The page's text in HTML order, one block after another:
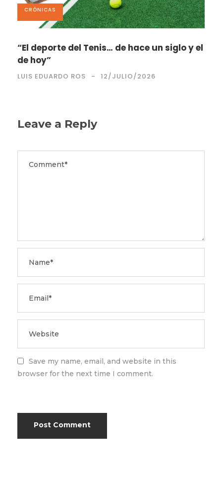
CRÓNICAS
“El deporte del Tenis… de hace un siglo y el
de hoy”
LUIS EDUARDO ROS 12/JULIO/2026
Leave a Reply
Save my name, email, and website in this
browser for the next time I comment.